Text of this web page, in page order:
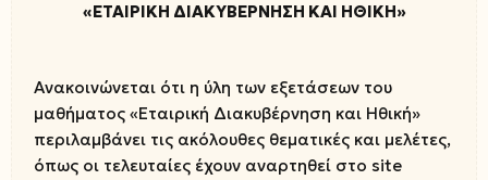
«ΕΤΑΙΡΙΚΗ ΔΙΑΚΥΒΕΡΝΗΣΗ ΚΑΙ ΗΘΙΚΗ»
Ανακοινώνεται ότι η ύλη των εξετάσεων του
μαθήματος «Εταιρική Διακυβέρνηση και Ηθική»
περιλαμβάνει τις ακόλουθες θεματικές και μελέτες,
όπως οι τελευταίες έχουν αναρτηθεί στο site